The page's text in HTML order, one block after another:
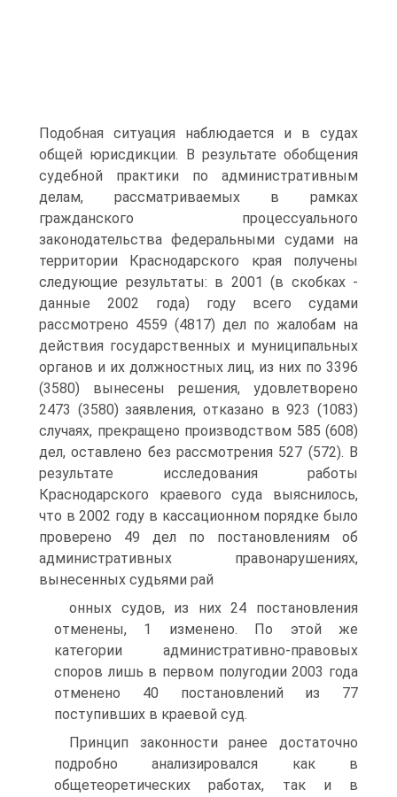
Подобная ситуация наблюдается и в судах
общей юрисдикции. В результате обобщения
судебной практики по административным
делам, рассматриваемых в рамках
гражданского процессуального
законодательства федеральными судами на
территории Краснодарского края получены
следующие результаты: в 2001 (в скобках -
данные 2002 года) году всего судами
рассмотрено 4559 (4817) дел по жалобам на
действия государственных и муниципальных
органов и их должностных лиц, из них по 3396
(3580) вынесены решения, удовлетворено
2473 (3580) заявления, отказано в 923 (1083)
случаях, прекращено производством 585 (608)
дел, оставлено без рассмотрения 527 (572). В
результате исследования работы
Краснодарского краевого суда выяснилось,
что в 2002 году в кассационном порядке было
проверено 49 дел по постановлениям об
административных правонарушениях,
вынесенных судьями рай
онных судов, из них 24 постановления
отменены, 1 изменено. По этой же
категории административно-правовых
споров лишь в первом полугодии 2003 года
отменено 40 постановлений из 77
поступивших в краевой суд.
Принцип законности ранее достаточно
подробно анализировался как в
общетеоретических работах, так и в